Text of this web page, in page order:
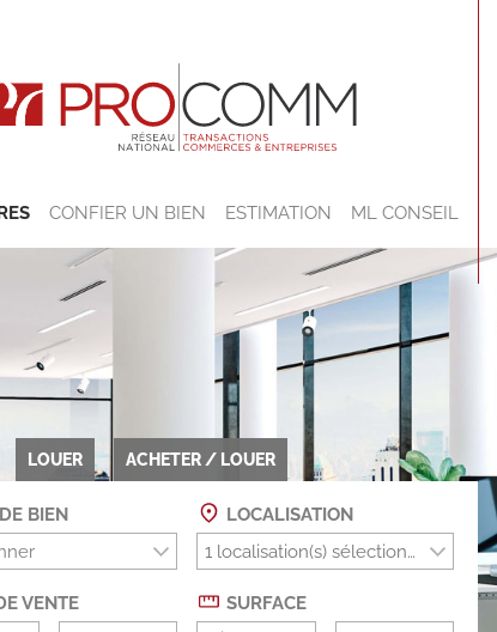
CONFIER UN BIEN ESTIMATION ML CONSEIL
LOUER ACHETER / LOUER
BIEN
LOCALISATION
VENTE SURFACE